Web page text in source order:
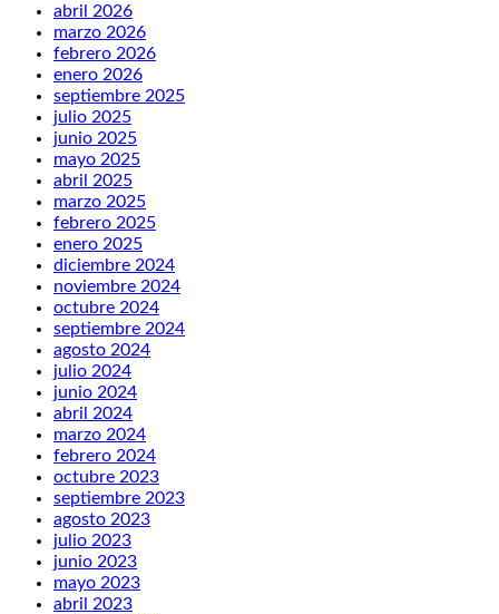
abril 2026
marzo 2026
febrero 2026
enero 2026
septiembre 2025
julio 2025
junio 2025
mayo 2025
abril 2025
marzo 2025
febrero 2025
enero 2025
diciembre 2024
noviembre 2024
octubre 2024
septiembre 2024
agosto 2024
julio 2024
junio 2024
abril 2024
marzo 2024
febrero 2024
octubre 2023
septiembre 2023
agosto 2023
julio 2023
junio 2023
mayo 2023
abril 2023